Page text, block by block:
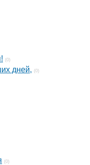
(0)
дней, (0)
(0)